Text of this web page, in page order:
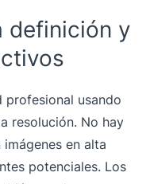
definición y
profesional usando
resolución. No hay
en alta
potenciales. Los